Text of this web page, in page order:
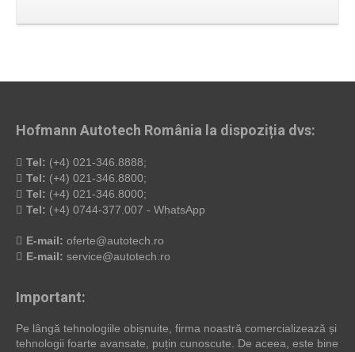
Hofmann Autotech România la dispoziția dvs:
Tel: (+4) 021-346.8888;
Tel: (+4) 021-346.8800;
Tel: (+4) 021-346.8000;
Tel: (+4) 0744-377.007 - WhatsApp
E-mail: oferte@autotech.ro
E-mail: service@autotech.ro
Important:
Pe lângă tehnologiile obișnuite, firma noastră comercializează și
tehnologii foarte avansate, puțin cunoscute. De aceea, este bine